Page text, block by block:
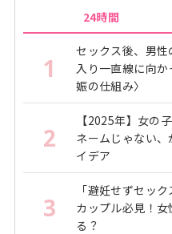
24時間
1
セックス後、男
入り一直線に向
娠の仕組み〉
2
【2025年】女の
ネームじゃない
イデア
3
「避妊せずセッ
カップル必見！
る？